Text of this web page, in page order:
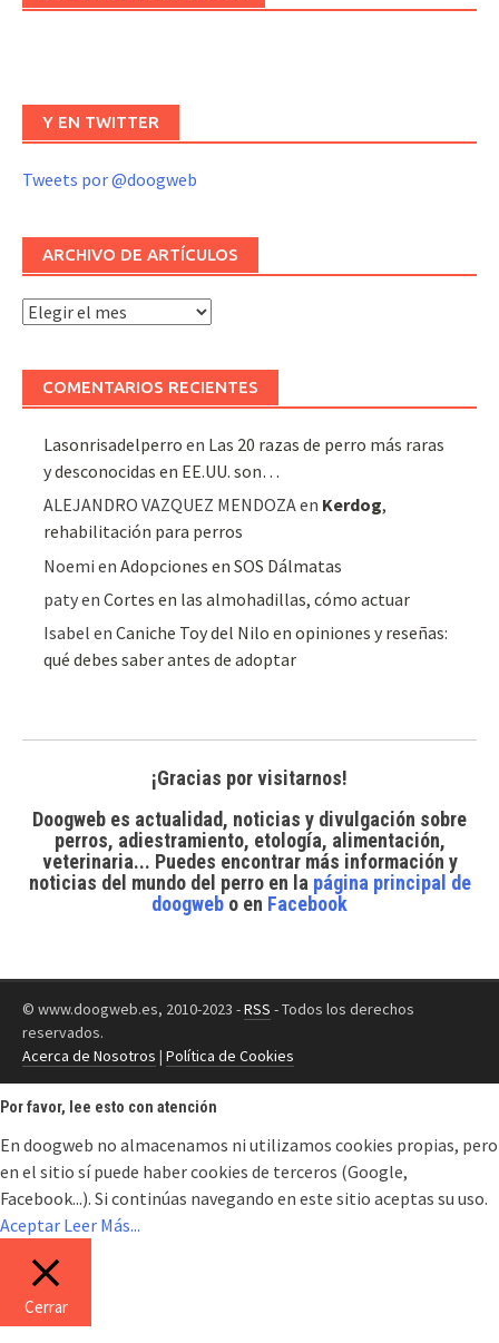
Y EN TWITTER
Tweets por @doogweb
ARCHIVO DE ARTÍCULOS
Archivo
COMENTARIOS RECIENTES
Lasonrisadelperro en Las 20 razas de perro más raras
y desconocidas en EE.UU. son…
ALEJANDRO VAZQUEZ MENDOZAen Kerdog,
rehabilitación para perros
Noemi enAdopciones en SOS Dálmatas
patyenCortes en las almohadillas, cómo actuar
Isabel enCaniche Toy del Nilo en opiniones y reseñas:
qué debes saber antes de adoptar
¡Gracias por visitarnos!
Doogweb es actualidad, noticias y divulgación sobre
perros, adiestramiento, etología, alimentación,
veterinaria... Puedes encontrar más información y
noticias del mundo del perroen la página principal de
doogweb o en Facebook
© www.doogweb.es, 2010-2023 -RSS - Todos los derechos
reservados.
Acerca de Nosotros | Política de Cookies
Por favor, lee esto con atención
En doogweb no almacenamos ni utilizamos cookies propias, pero
en el sitio sí puede haber cookies de terceros (Google,
Facebook...). Si continúas navegando en este sitio aceptas su uso.
Aceptar Leer Más...
Cerrar